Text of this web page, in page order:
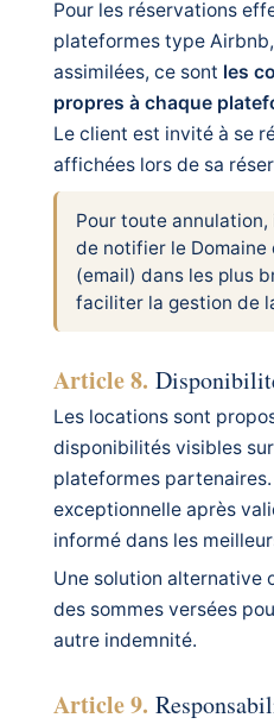
Pour les réservations
plateformes type
assimilées, ce sont les
propres à chaque
Le client est invité à se
affichées lors de sa
Pour toute
de notifier le Domaine
(email) dans les plus
faciliter la gestion de
Article 8.
Les locations sont
disponibilités visibles
plateformes
exceptionnelle après
informé dans les
Une solution alternative
des sommes versées
autre indemnité.
Article 9.